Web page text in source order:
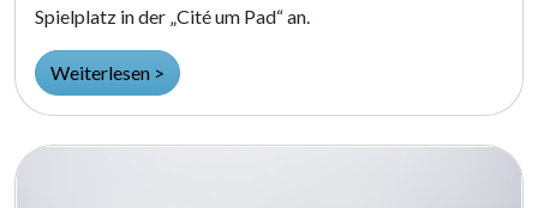
Spielplatz in der „Cité um Pad“ an.
Weiterlesen >